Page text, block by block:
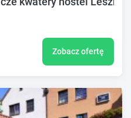
Zobacz ofertę